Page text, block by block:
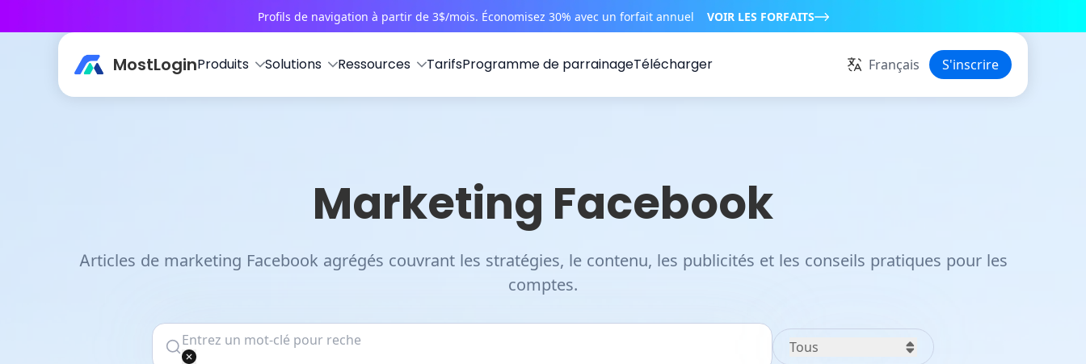
Profils de navigation à partir de 3$/mois. Économisez 30% avec un forfait annuel VOIR LES FORFAITS
MostLoginProduits Solutions Ressources TarifsProgramme de parrainageTélécharger Français S'inscrire
Marketing Facebook
Articles de marketing Facebook agrégés couvrant les stratégies, le contenu, les publicités et les conseils pratiques pour les
comptes.
Tous